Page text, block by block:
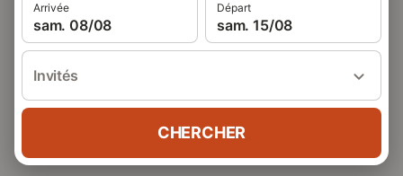
Arrivée
sam. 08/08
Départ
sam. 15/08
Invités
CHERCHER